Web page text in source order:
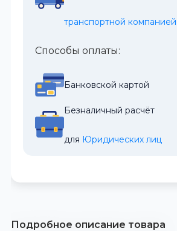
транспортной компанией
Способы оплаты:
Банковской картой
Безналичный расчёт
для Юридических лиц
Подробное описание товара